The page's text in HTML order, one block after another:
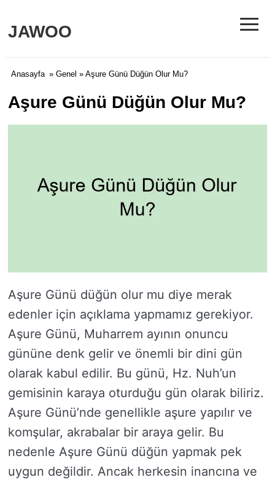
JAWOO ≡
Anasayfa » Genel » Aşure Günü Düğün Olur Mu?
Aşure Günü Düğün Olur Mu?
Aşure Günü düğün olur mu diye merak
edenler için açıklama yapmamız gerekiyor.
Aşure Günü, Muharrem ayının onuncu
gününe denk gelir ve önemli bir dini gün
olarak kabul edilir. Bu günü, Hz. Nuh’un
gemisinin karaya oturduğu gün olarak biliriz.
Aşure Günü’nde genellikle aşure yapılır ve
komşular, akrabalar bir araya gelir. Bu
nedenle Aşure Günü düğün yapmak pek
uygun değildir. Ancak herkesin inancına ve